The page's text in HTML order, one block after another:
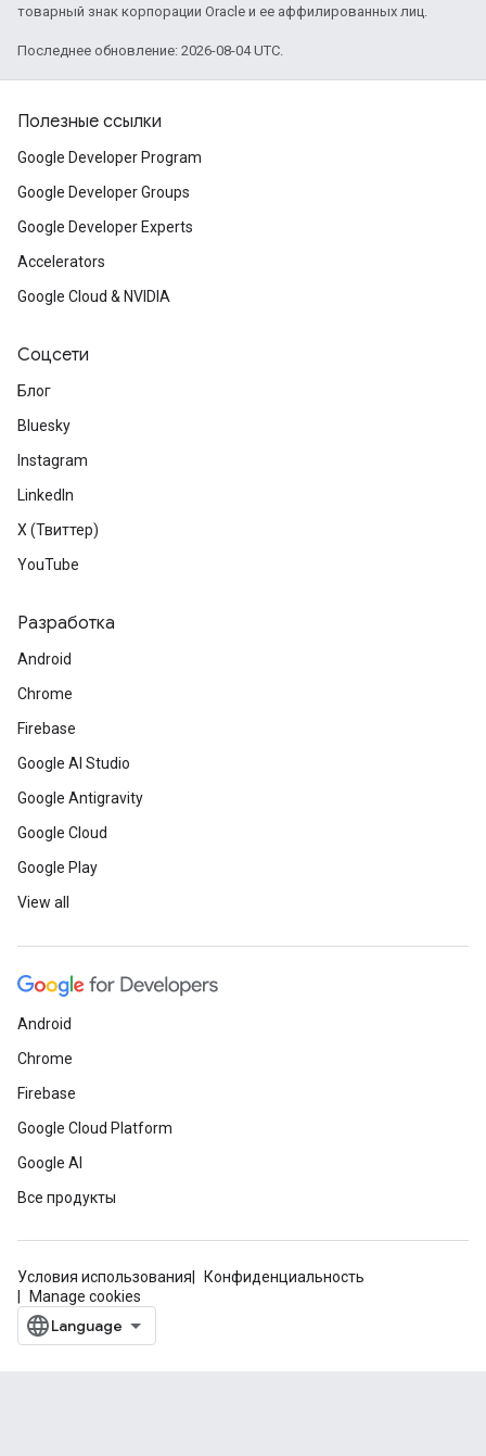
товарный знак корпорации Oracle и ее аффилированных лиц.
Последнее обновление: 2026-08-04 UTC.
Полезные ссылки
Google Developer Program
Google Developer Groups
Google Developer Experts
Accelerators
Google Cloud & NVIDIA
Соцсети
Блог
Bluesky
Instagram
LinkedIn
X (Твиттер)
YouTube
Разработка
Android
Chrome
Firebase
Google AI Studio
Google Antigravity
Google Cloud
Google Play
View all
Android
Chrome
Firebase
Google Cloud Platform
Google AI
Все продукты
Условия использования
Конфиденциальность
Manage cookies